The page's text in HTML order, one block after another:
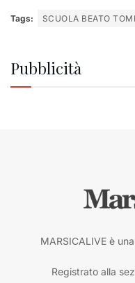
Tags: SCUOLA BEATO
Pubblicità
MARSICALIVE è
Registrato alla